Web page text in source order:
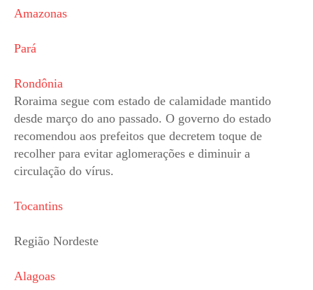
Amazonas
Pará
Rondônia
Roraima segue com estado de calamidade mantido
desde março do ano passado. O governo do estado
recomendou aos prefeitos que decretem toque de
recolher para evitar aglomerações e diminuir a
circulação do vírus.
Tocantins
Região Nordeste
Alagoas